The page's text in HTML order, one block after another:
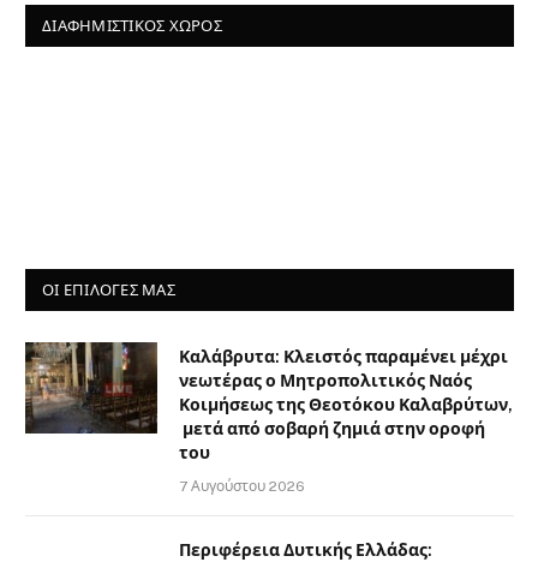
ΔΙΑΦΗΜΙΣΤΙΚΌΣ ΧΏΡΟΣ
ΟΙ ΕΠΙΛΟΓΈΣ ΜΑΣ
Καλάβρυτα: Κλειστός παραμένει μέχρι
νεωτέρας ο Μητροπολιτικός Ναός
Κοιμήσεως της Θεοτόκου Καλαβρύτων,
μετά από σοβαρή ζημιά στην οροφή
του
7 Αυγούστου 2026
Περιφέρεια Δυτικής Ελλάδας: